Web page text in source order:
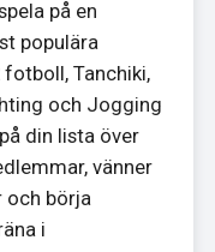
på en
populära
fotboll, Tanchiki,
och Jogging
din lista över
vänner
och börja
i